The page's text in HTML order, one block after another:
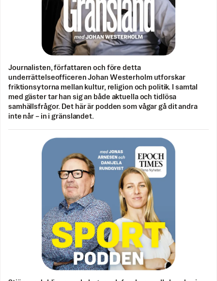
Journalisten, författaren och före detta
underrättelseofficeren Johan Westerholm utforskar
friktionsytorna mellan kultur, religion och politik. I samtal
med gäster tar han sig an både aktuella och tidlösa
samhällsfrågor. Det här är podden som vågar gå dit andra
inte når – in i gränslandet.